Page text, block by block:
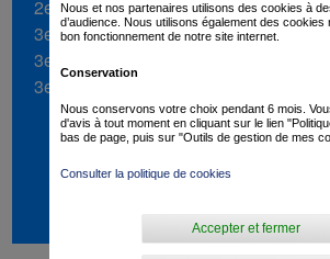
2e de la Polynormande (2025)
3e du Tour Finistère (2022)
3e de la Roue Tourangelle (2022)
3e du Tour de Vendée (2022)
Nous et nos partenaires utilisons des cookies à
d’audience. Nous utilisons également des
bon fonctionnement de notre site internet.
Conservation
Nous conservons votre choix pendant 6 mois.
d'avis à tout moment en cliquant sur le lien
bas de page, puis sur "Outils de gestion de mes
Consulter la politique de cookies
Accepter et fermer